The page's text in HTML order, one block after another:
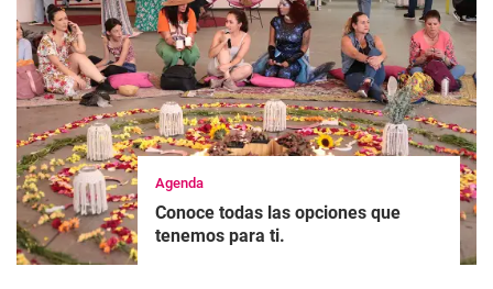
Agenda
Conoce todas las opciones que
tenemos para ti.